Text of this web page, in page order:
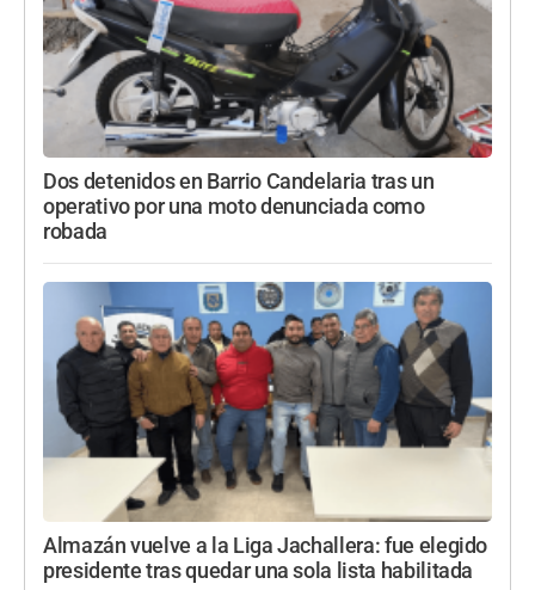
Dos detenidos en Barrio Candelaria tras un
operativo por una moto denunciada como
robada
Almazán vuelve a la Liga Jachallera: fue elegido
presidente tras quedar una sola lista habilitada